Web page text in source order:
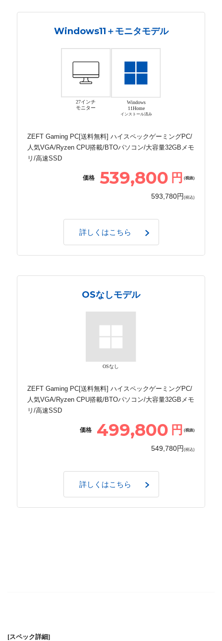
Windows11＋モニタモデル
27インチ
モニター
Windows
11Home
インストール済み
ZEFT Gaming PC[送料無料] ハイスペックゲーミングPC/
人気VGA/Ryzen CPU搭載/BTOパソコン/大容量32GBメモ
リ/高速SSD
価格 539,800 円 (税抜)
593,780円 (税込)
詳しくはこちら
OSなしモデル
OSなし
ZEFT Gaming PC[送料無料] ハイスペックゲーミングPC/
人気VGA/Ryzen CPU搭載/BTOパソコン/大容量32GBメモ
リ/高速SSD
価格 499,800 円 (税抜)
549,780円 (税込)
詳しくはこちら
[スペック詳細]